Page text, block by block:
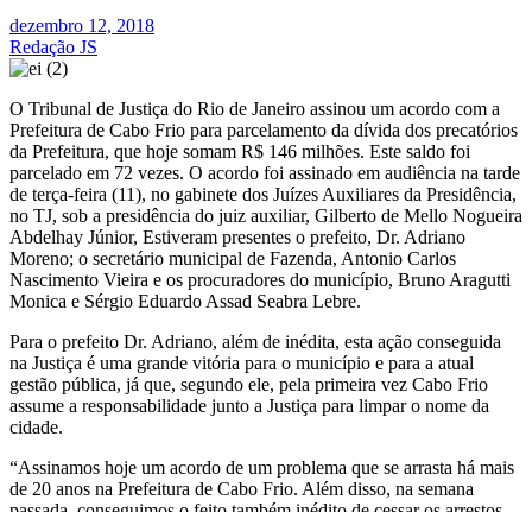
dezembro 12, 2018
Redação JS
O Tribunal de Justiça do Rio de Janeiro assinou um acordo com a
Prefeitura de Cabo Frio para parcelamento da dívida dos precatórios
da Prefeitura, que hoje somam R$ 146 milhões. Este saldo foi
parcelado em 72 vezes. O acordo foi assinado em audiência na tarde
de terça-feira (11), no gabinete dos Juízes Auxiliares da Presidência,
no TJ, sob a presidência do juiz auxiliar, Gilberto de Mello Nogueira
Abdelhay Júnior, Estiveram presentes o prefeito, Dr. Adriano
Moreno; o secretário municipal de Fazenda, Antonio Carlos
Nascimento Vieira e os procuradores do município, Bruno Aragutti
Monica e Sérgio Eduardo Assad Seabra Lebre.
Para o prefeito Dr. Adriano, além de inédita, esta ação conseguida
na Justiça é uma grande vitória para o município e para a atual
gestão pública, já que, segundo ele, pela primeira vez Cabo Frio
assume a responsabilidade junto a Justiça para limpar o nome da
cidade.
“Assinamos hoje um acordo de um problema que se arrasta há mais
de 20 anos na Prefeitura de Cabo Frio. Além disso, na semana